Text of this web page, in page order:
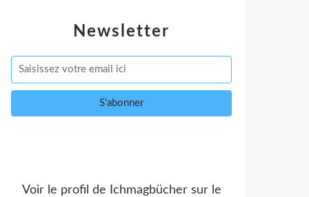
Newsletter
Voir le profil de Ichmagbüchersur le